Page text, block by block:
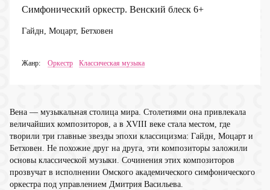
Симфонический оркестр. Венский блеск 6+
Гайдн, Моцарт, Бетховен
Жанр: Оркестр Классическая музыка
Вена — музыкальная столица мира. Столетиями она привлекала
величайших композиторов, а в XVIII веке стала местом, где
творили три главные звезды эпохи классицизма: Гайдн, Моцарт и
Бетховен. Не похожие друг на друга, эти композиторы заложили
основы классической музыки. Сочинения этих композиторов
прозвучат в исполнении Омского академического симфонического
оркестра под управлением Дмитрия Васильева.